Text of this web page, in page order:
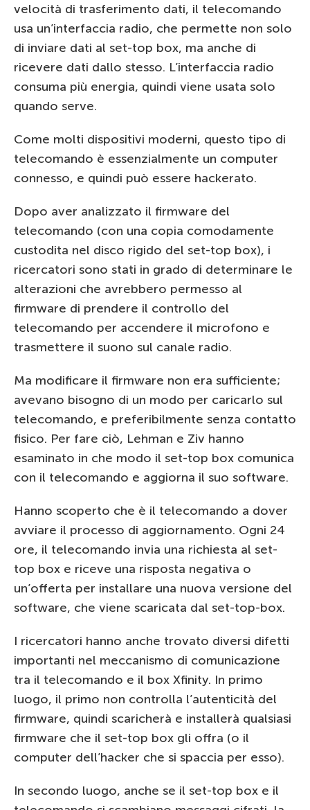
velocità di trasferimento dati, il telecomando
usa un’interfaccia radio, che permette non solo
di inviare dati al set-top box, ma anche di
ricevere dati dallo stesso. L’interfaccia radio
consuma più energia, quindi viene usata solo
quando serve.
Come molti dispositivi moderni, questo tipo di
telecomando è essenzialmente un computer
connesso, e quindi può essere hackerato.
Dopo aver analizzato il firmware del
telecomando (con una copia comodamente
custodita nel disco rigido del set-top box), i
ricercatori sono stati in grado di determinare le
alterazioni che avrebbero permesso al
firmware di prendere il controllo del
telecomando per accendere il microfono e
trasmettere il suono sul canale radio.
Ma modificare il firmware non era sufficiente;
avevano bisogno di un modo per caricarlo sul
telecomando, e preferibilmente senza contatto
fisico. Per fare ciò, Lehman e Ziv hanno
esaminato in che modo il set-top box comunica
con il telecomando e aggiorna il suo software.
Hanno scoperto che è il telecomando a dover
avviare il processo di aggiornamento. Ogni 24
ore, il telecomando invia una richiesta al set-
top box e riceve una risposta negativa o
un’offerta per installare una nuova versione del
software, che viene scaricata dal set-top-box.
I ricercatori hanno anche trovato diversi difetti
importanti nel meccanismo di comunicazione
tra il telecomando e il box Xfinity. In primo
luogo, il primo non controlla l’autenticità del
firmware, quindi scaricherà e installerà qualsiasi
firmware che il set-top box gli offra (o il
computer dell’hacker che si spaccia per esso).
In secondo luogo, anche se il set-top box e il